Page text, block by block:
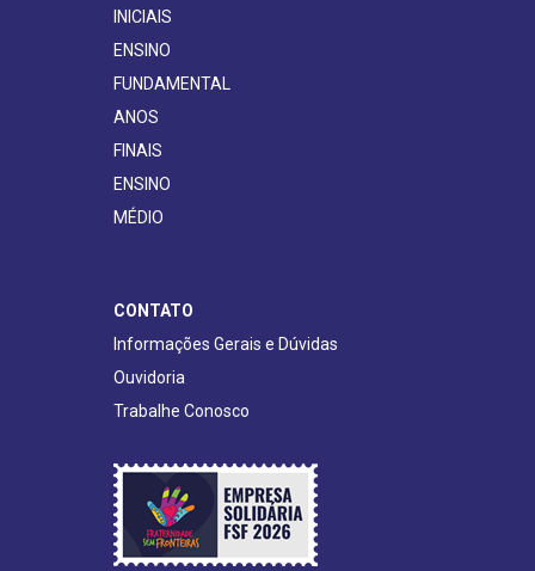
INICIAIS
ENSINO
FUNDAMENTAL
ANOS
FINAIS
ENSINO
MÉDIO
CONTATO
Informações Gerais e Dúvidas
Ouvidoria
Trabalhe Conosco